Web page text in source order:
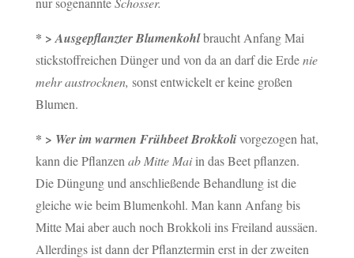
* >Ausgepflanzter Blumenkohlbraucht Anfang Mai
stickstoffreichen Dünger und von da an darf die Erdenie
mehr austrocknen, sonst entwickelt er keine großen
Blumen.
* > Wer im warmen Frühbeet Brokkolivorgezogen hat,
kann die Pflanzen ab Mitte Maiin das Beet pflanzen.
Die Düngung und anschließende Behandlung ist die
gleiche wie beim Blumenkohl. Man kann Anfang bis
Mitte Mai aber auch noch Brokkoli ins Freiland aussäen.
Allerdings ist dann der Pflanztermin erst in der zweiten